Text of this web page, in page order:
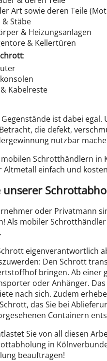
Art sowie deren Teile
& Stäbe
& Heizungsanlagen
& Kellertüren
:
Kabelreste
ist dabei
die defekt,
nutzbar
mobilen Schrotthändlern
Altmetall einfach und
unserer
oder Privatmann
Als mobiler
eigenverantwortlich
Den Schrott
bringen. Ab einer
oder Anhänger.
nach sich. Zudem
das Sie bei
Containern
Sie von all diesen
in
beauftragen!